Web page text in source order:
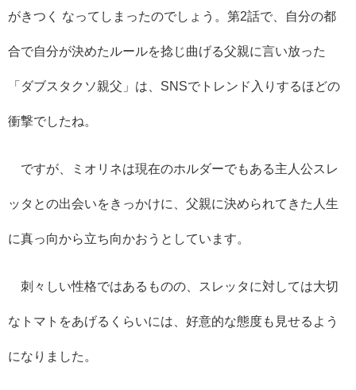
がきつく なってしまったのでしょう。第2話で、自分の都
合で自分が決めたルールを捻じ曲げる父親に言い放った
「ダブスタクソ親父」は、 SNSでトレンド入りするほどの
衝撃でしたね。
ですが、ミオリネは現在のホルダーでもある主人公スレ
ッタとの出会いをきっかけに、父親に決められてきた人生
に真っ向から立ち向かおうとしています。
刺々しい性格ではあるものの、スレッタに対しては大切
なトマトをあげるくらいには、好意的な態度も見せるよう
になりました。